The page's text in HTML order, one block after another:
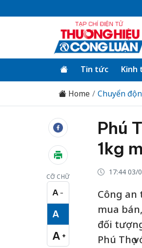
Tin tức Kinh
Home Chuyển
CỠ CHỮ
A −
Cỡ chữ nhỏ
A
Cỡ chữ vừa
A +
Cỡ chữ lớn
Phú
1kg
17:44 03/
Công an
mua
đối
Phú Thọ